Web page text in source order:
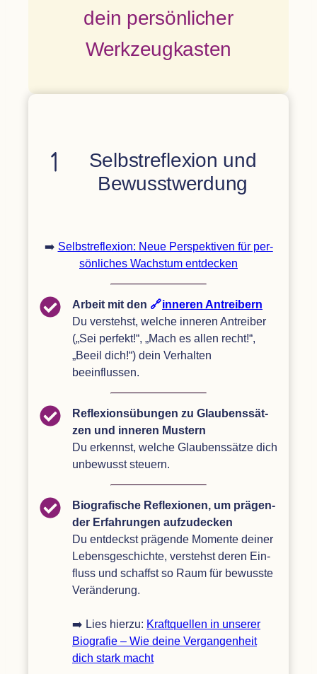
dein per­sön­li­cher
Werkzeugkasten
Selbst­re­fle­xion und
Bewusstwerdung
➡️ Selbst­re­fle­xion: Neue Per­spek­ti­ven für per­
sön­li­ches Wachs­tum entdecken
Arbeit mit den
inne­ren Antrei­bern
Du ver­stehst, wel­che inne­ren Antrei­ber
(„Sei per­fekt!“, „Mach es allen recht!“,
„Beeil dich!“) dein Ver­hal­ten
beeinflussen.
Refle­xi­ons­übun­gen zu Glau­bens­sät­
zen und inne­ren Mus­tern
Du erkennst, wel­che Glau­bens­sätze dich
unbe­wusst steuern.
Bio­gra­fi­sche Refle­xio­nen, um prä­gen­
der Erfah­run­gen auf­zu­de­cken
Du ent­deckst prä­gende Momente dei­ner
Lebens­ge­schichte, ver­stehst deren Ein­
fluss und schaffst so Raum für bewusste
Ver­än­de­rung.
➡️ Lies hierzu: Kraft­quel­len in unse­rer
Bio­gra­fie – Wie deine Ver­gan­gen­heit
dich stark macht